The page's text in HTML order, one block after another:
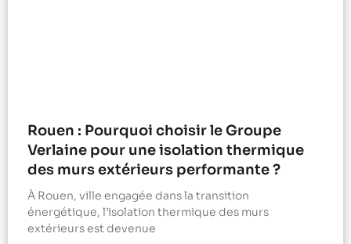
Rouen : Pourquoi choisir le Groupe
Verlaine pour une isolation thermique
des murs extérieurs performante ?
À Rouen, ville engagée dans la transition
énergétique, l’isolation thermique des murs
extérieurs est devenue